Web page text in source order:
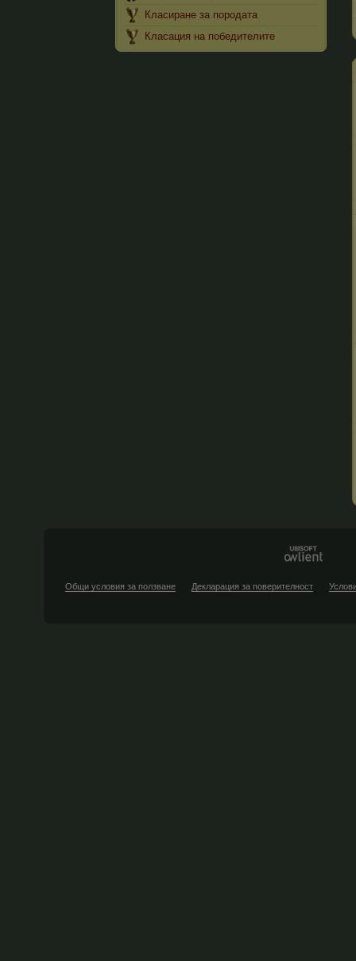
Класиране за породата
Класация на победителите
Общи условия за ползване Декларация за поверителност